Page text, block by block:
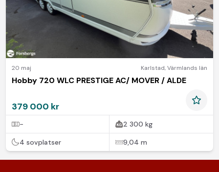
20 maj Karlstad,Värmlands län
Hobby 720 WLC PRESTIGE AC/ MOVER / ALDE
379 000 kr
- 2 300 kg
4 sovplatser 9,04 m